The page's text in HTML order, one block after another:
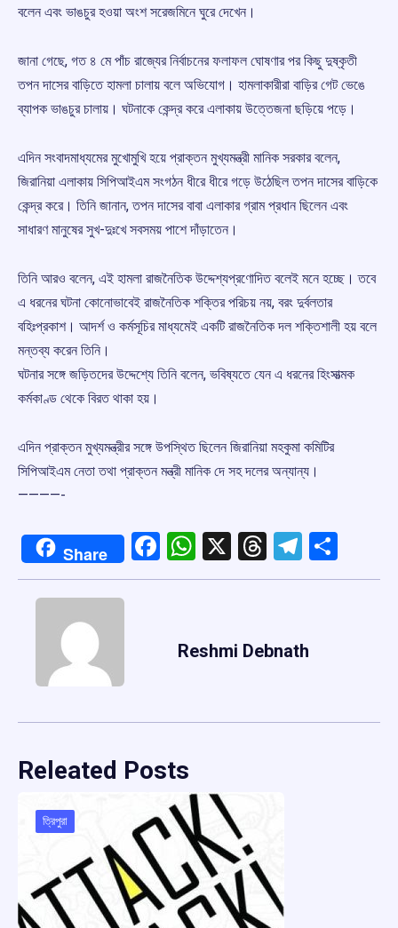
বলেন এবং ভাঙচুর হওয়া অংশ সরেজমিনে ঘুরে দেখেন।
জানা গেছে, গত ৪ মে পাঁচ রাজ্যের নির্বাচনের ফলাফল ঘোষণার পর কিছু দুষ্কৃতী
তপন দাসের বাড়িতে হামলা চালায় বলে অভিযোগ। হামলাকারীরা বাড়ির গেট ভেঙে
ব্যাপক ভাঙচুর চালায়। ঘটনাকে কেন্দ্র করে এলাকায় উত্তেজনা ছড়িয়ে পড়ে।
এদিন সংবাদমাধ্যমের মুখোমুখি হয়ে প্রাক্তন মুখ্যমন্ত্রী মানিক সরকার বলেন,
জিরানিয়া এলাকায় সিপিআইএম সংগঠন ধীরে ধীরে গড়ে উঠেছিল তপন দাসের বাড়িকে
কেন্দ্র করে। তিনি জানান, তপন দাসের বাবা এলাকার গ্রাম প্রধান ছিলেন এবং
সাধারণ মানুষের সুখ-দুঃখে সবসময় পাশে দাঁড়াতেন।
তিনি আরও বলেন, এই হামলা রাজনৈতিক উদ্দেশ্যপ্রণোদিত বলেই মনে হচ্ছে। তবে
এ ধরনের ঘটনা কোনোভাবেই রাজনৈতিক শক্তির পরিচয় নয়, বরং দুর্বলতার
বহিঃপ্রকাশ। আদর্শ ও কর্মসূচির মাধ্যমেই একটি রাজনৈতিক দল শক্তিশালী হয় বলে
মন্তব্য করেন তিনি।
ঘটনার সঙ্গে জড়িতদের উদ্দেশ্যে তিনি বলেন, ভবিষ্যতে যেন এ ধরনের হিংসাত্মক
কর্মকাণ্ড থেকে বিরত থাকা হয়।
এদিন প্রাক্তন মুখ্যমন্ত্রীর সঙ্গে উপস্থিত ছিলেন জিরানিয়া মহকুমা কমিটির
সিপিআইএম নেতা তথা প্রাক্তন মন্ত্রী মানিক দে সহ দলের অন্যান্য।
————-
Share Facebook
WhatsApp
X Threads
Reshmi Debnath
Releated Posts
ত্রিপুরা